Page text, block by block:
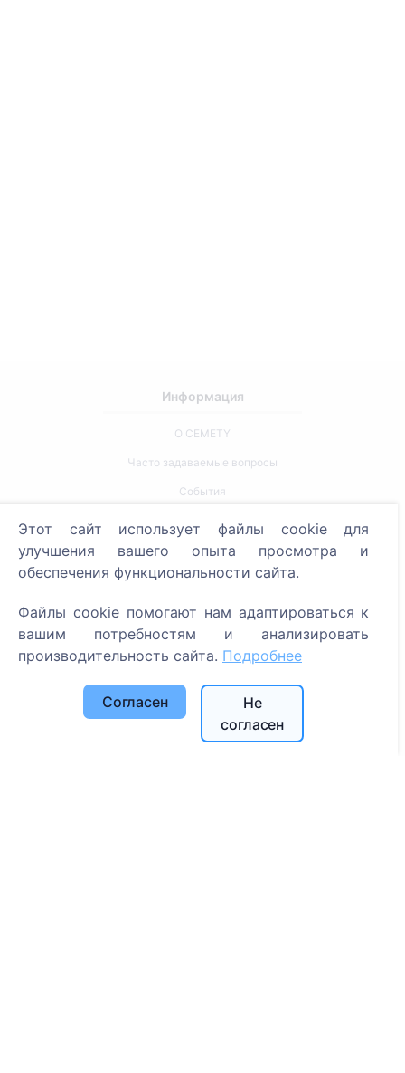
Информация
О CEMETY
Часто задаваемые вопросы
События
Политика конфиденциальности
Политика платежей
Настройки cookie
Поиск усопших
Поиск кладбищ
Этот сайт использует файлы cookie для
улучшения вашего опыта просмотра и
обеспечения функциональности сайта.
Файлы cookie помогают нам адаптироваться к
вашим потребностям и анализировать
производительность сайта. Подробнее
Согласен
Не
согласен